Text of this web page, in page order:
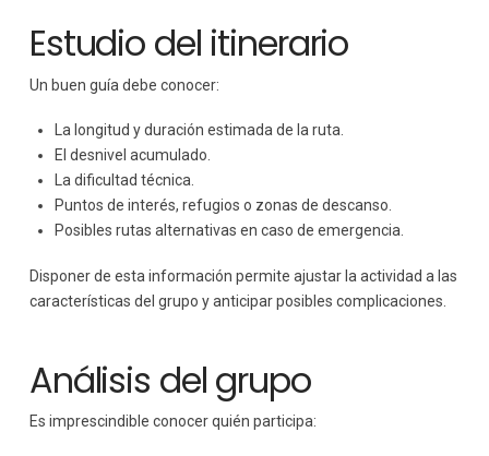
Estudio del itinerario
Un buen guía debe conocer:
La longitud y duración estimada de la ruta.
El desnivel acumulado.
La dificultad técnica.
Puntos de interés, refugios o zonas de descanso.
Posibles rutas alternativas en caso de emergencia.
Disponer de esta información permite ajustar la actividad a las
características del grupo y anticipar posibles complicaciones.
Análisis del grupo
Es imprescindible conocer quién participa: